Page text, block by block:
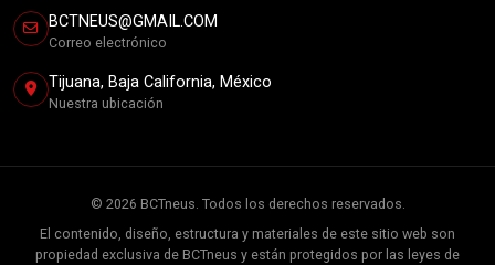
BCTNEUS@GMAIL.COM
Correo electrónico
Tijuana, Baja California, México
Nuestra ubicación
© 2026 BCTneus. Todos los derechos reservados.
El contenido, diseño, estructura y materiales de este sitio web son
propiedad exclusiva de BCTneus y están protegidos por las leyes de